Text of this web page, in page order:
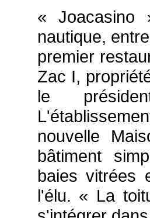
« Joacasino
nautique,
premier
Zac I,
le
nouvelle
bâtiment
baies vitrées
l'élu. « La